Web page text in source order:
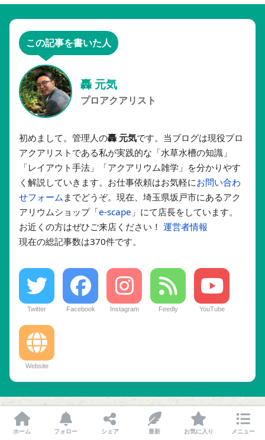
この記事を書いた人
轟 元気
プロアクアリスト
初めまして。管理人の轟 元気です。当ブログは現役プロ
アクアリストである私が実践的な「水草水槽の知識」
「レイアウト手法」「アクアリウム雑学」を分かりやす
く解説していきます。お仕事依頼はお気軽にお問い合わ
せフォーム までどうぞ。現在、埼玉県坂戸市にあるアク
アリウムショップ「e-scape 」にて店長をしています。
お近くの方はぜひご来店ください！ 運営者情報
現在の総記事数は370件です。
Twitter Facebook Instagram Feedly YouTube
Website
前の記事
ホーム フォロー シェア 最新 お気に入り メニュー